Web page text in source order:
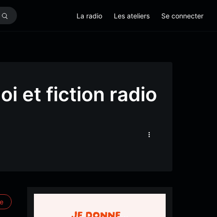
La radio Les ateliers Se connecter
et fiction radio